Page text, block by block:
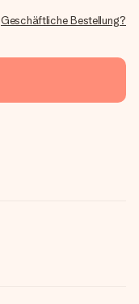
Geschäftliche Bestellung?